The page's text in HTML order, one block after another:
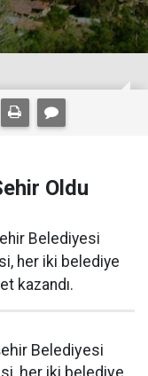
Oldu
Belediyesi
her iki belediye
kazandı.
Belediyesi
her iki belediye